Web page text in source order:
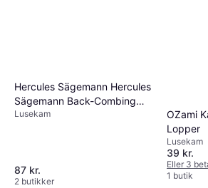
Hercules Sägemann Hercules
Sägemann Back-Combing
Comb 189R-499R
Lusekam
87 kr.
2 butikker
OZami
Lopper
Lusekam
39 kr.
Eller 3
1 butik